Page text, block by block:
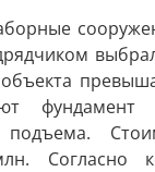
Согласно